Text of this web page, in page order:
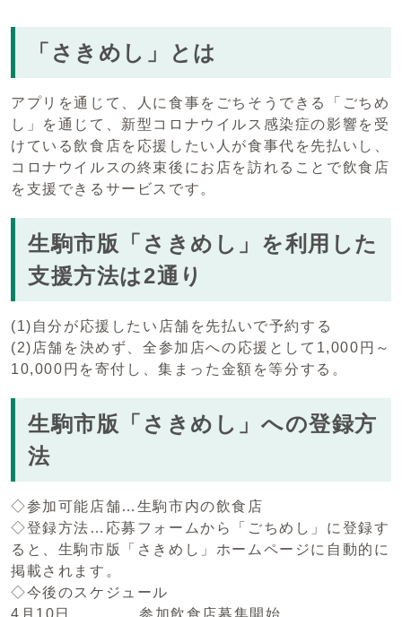
「さきめし」とは
アプリを通じて、人に食事をごちそうできる「ごちめ
し」を通じて、新型コロナウイルス感染症の影響を受
けている飲食店を応援したい人が食事代を先払いし、
コロナウイルスの終束後にお店を訪れることで飲食店
を支援できるサービスです。
生駒市版「さきめし」を利用した
支援方法は2通り
(1)自分が応援したい店舗を先払いで予約する
(2)店舗を決めず、全参加店への応援として1,000円～
10,000円を寄付し、集まった金額を等分する。
生駒市版「さきめし」への登録方
法
◇参加可能店舗…生駒市内の飲食店
◇登録方法…応募フォームから「ごちめし」に登録す
ると、生駒市版「さきめし」ホームページに自動的に
掲載されます。
◇今後のスケジュール
4月10日 参加飲食店募集開始